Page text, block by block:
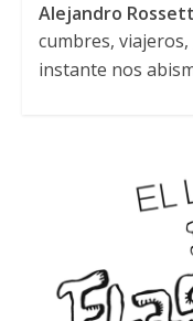
Alejandro
cumbres,
instante nos